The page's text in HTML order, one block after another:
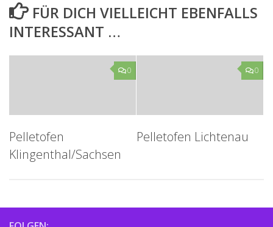
FÜR DICH VIELLEICHT EBENFALLS
INTERESSANT …
0
Pelletofen
Klingenthal/Sachsen
0
Pelletofen Lichtenau